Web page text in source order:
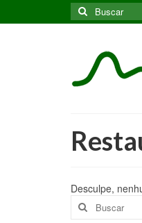
Buscar
por:
Desculpe,
Buscar
por: